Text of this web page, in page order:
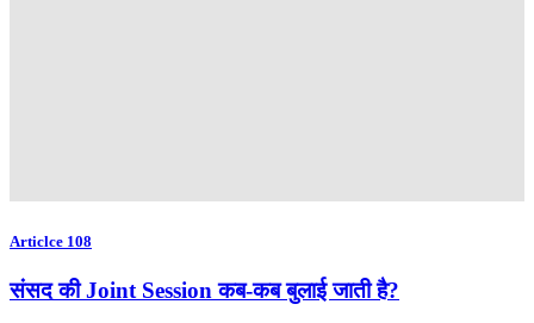
Articlce 108
संसद की Joint Session कब-कब बुलाई जाती है?